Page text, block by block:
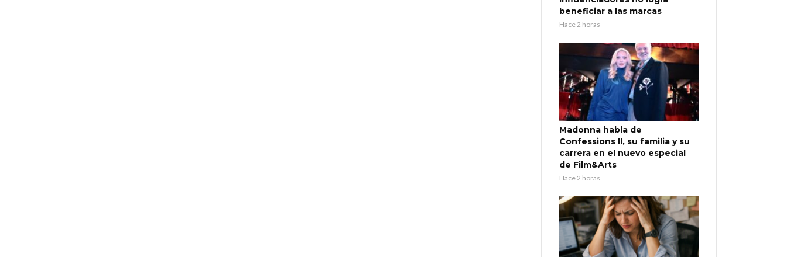
beneficiar a las marcas
Hace 2 horas
Madonna habla de
Confessions II, su familia y su
carrera en el nuevo especial
de Film&Arts
Hace 2 horas